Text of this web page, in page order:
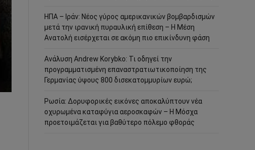
ΗΠΑ – Ιράν: Νέος γύρος αμερικανικών βομβαρδισμών
μετά την ιρανική πυραυλική επίθεση – Η Μέση
Ανατολή εισέρχεται σε ακόμη πιο επικίνδυνη φάση
Ανάλυση Andrew Korybko: Τι οδηγεί την
προγραμματισμένη επαναστρατιωτικοποίηση της
Γερμανίας ύψους 800 δισεκατομμυρίων ευρώ;
Ρωσία: Δορυφορικές εικόνες αποκαλύπτουν νέα
οχυρωμένα καταφύγια αεροσκαφών – Η Μόσχα
προετοιμάζεται για βαθύτερο πόλεμο φθοράς